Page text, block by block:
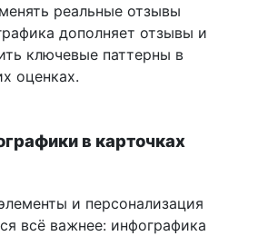
реальные отзывы
дополняет отзывы и
ключевые паттерны в
оценках.
в карточках
и персонализация
всё важнее: инфографика